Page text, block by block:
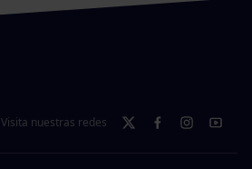
Visita nuestras redes